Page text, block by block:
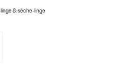
& sèche-linge